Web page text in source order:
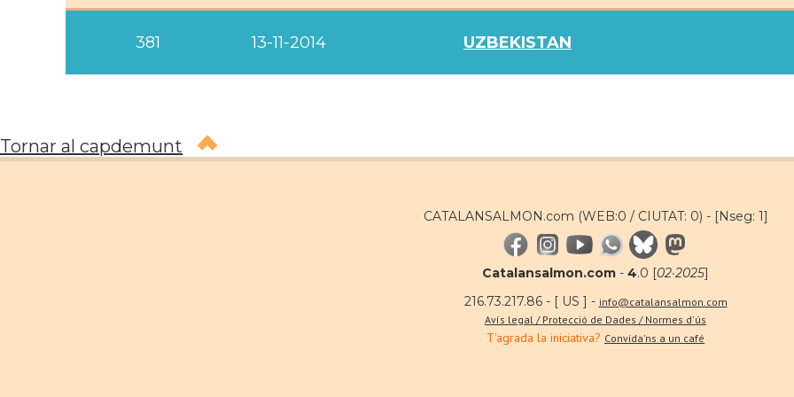
381 13-11-2014 UZBEKISTAN
Tornar al capdemunt
CATALANSALMON.com (WEB:0 / CIUTAT: 0) - [Nseg: 1]
Catalansalmon.com - 4.0 [02·2025]
216.73.217.86 - [ US ] - info@catalansalmon.com
Avís legal / Protecció de Dades / Normes d'ús
T'agrada la iniciativa? Convida'ns a un café